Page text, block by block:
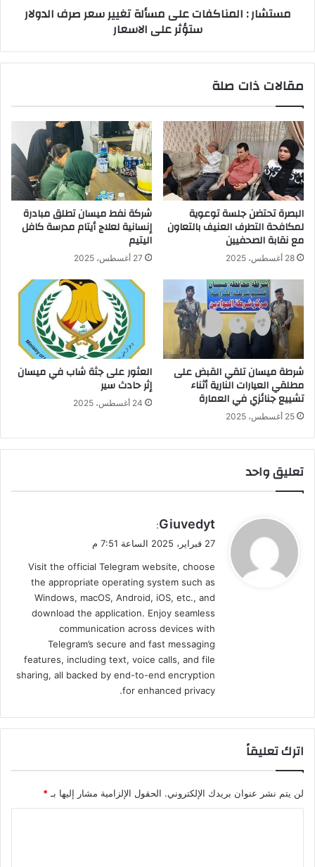
ستؤثرمستشار : المناكفات على مسألة تغيير سعر صرف الدولار
ستؤثر على الاسعار
مقالات ذات صلة
البصرة تحتضن جلسة توعوية
لمكافحة التطرف العنيف بالتعاون
مع نقابة الصحفيين
28 أغسطس، 2025
شركة نفط ميسان تطلق مبادرة
إنسانية لعلاج أيتام مدرسة كافل
اليتيم
27 أغسطس، 2025
شرطة ميسان تلقي القبض على
مطلقي العيارات النارية أثناء
تشييع جنائزي في العمارة
25 أغسطس، 2025
العثور على جثة شاب في ميسان
إثر حادث سير
24 أغسطس، 2025
تعليق واحد
ي
ل
Giuvedyt
:
27 فبراير، 2025 الساعة 7:51 م
Visit the official Telegram website, choose
the appropriate operating system such as
Windows, macOS, Android, iOS, etc., and
download the application. Enjoy seamless
communication across devices with
Telegram’s secure and fast messaging
features, including text, voice calls, and file
sharing, all backed by end-to-end encryption
for enhanced privacy.
اترك تعليقاً
لن يتم نشر عنوان بريدك الإلكتروني. الحقول الإلزامية مشار إليها بـ *